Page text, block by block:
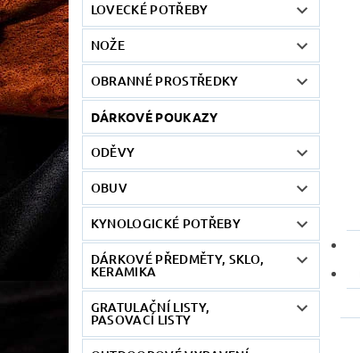
LOVECKÉ POTŘEBY
NOŽE
OBRANNÉ PROSTŘEDKY
DÁRKOVÉ POUKAZY
ODĚVY
OBUV
KYNOLOGICKÉ POTŘEBY
DÁRKOVÉ PŘEDMĚTY, SKLO,
KERAMIKA
GRATULAČNÍ LISTY,
PASOVACÍ LISTY